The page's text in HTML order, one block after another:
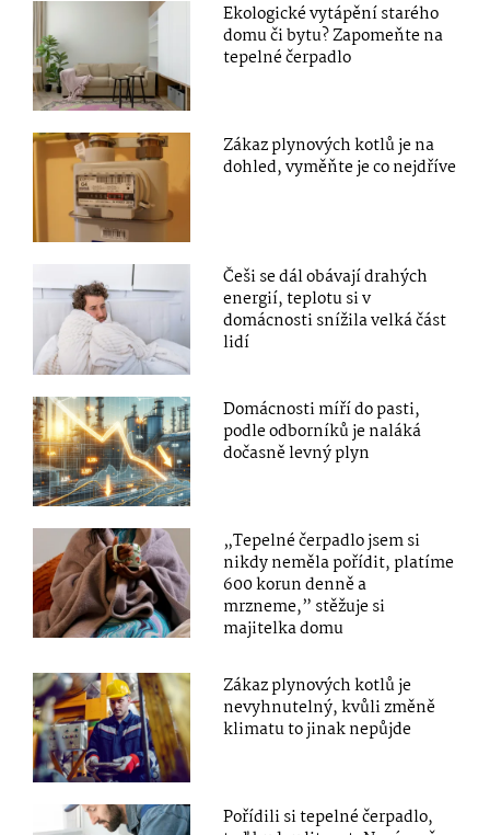
Ekologické vytápění starého
domu či bytu? Zapomeňte na
tepelné čerpadlo
Zákaz plynových kotlů je na
dohled, vyměňte je co nejdříve
Češi se dál obávají drahých
energií, teplotu si v
domácnosti snížila velká část
lidí
Domácnosti míří do pasti,
podle odborníků je naláká
dočasně levný plyn
„Tepelné čerpadlo jsem si
nikdy neměla pořídit, platíme
600 korun denně a
mrzneme,” stěžuje si
majitelka domu
Zákaz plynových kotlů je
nevyhnutelný, kvůli změně
klimatu to jinak nepůjde
Pořídili si tepelné čerpadlo,